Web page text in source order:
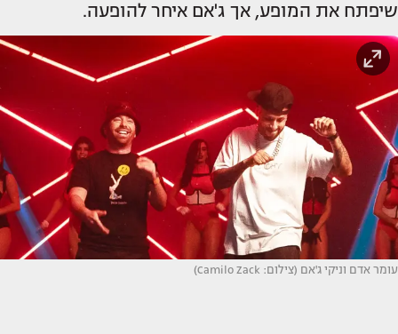
שיפתח את המופע, אך ג'אם איחר להופעה.
עומר אדם וניקי ג'אם (צילום: Camilo Zack)